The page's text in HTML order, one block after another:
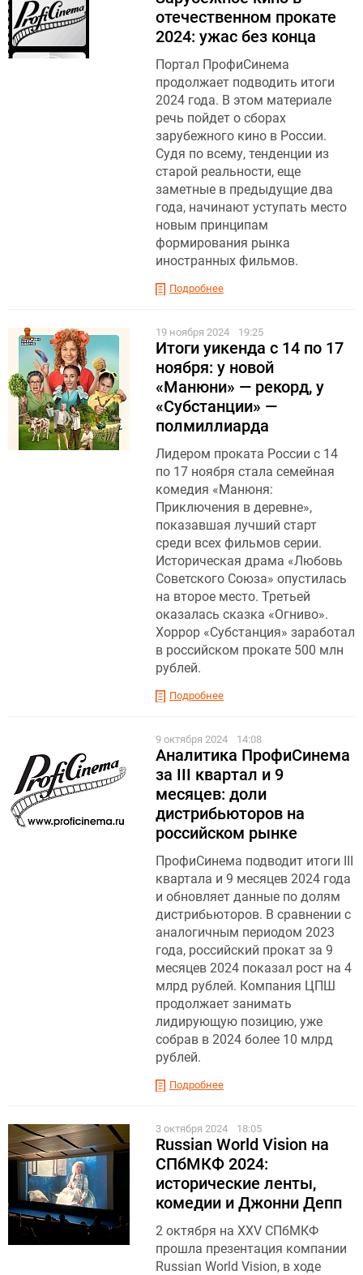
отечественном прокате
2024: ужас без конца
Портал ПрофиСинема
продолжает подводить итоги
2024 года. В этом материале
речь пойдет о сборах
зарубежного кино в России.
Судя по всему, тенденции из
старой реальности, еще
заметные в предыдущие два
года, начинают уступать место
новым принципам
формирования рынка
иностранных фильмов.
Подробнее
19 ноября 2024 19:25
Итоги уикенда с 14 по 17
ноября: у новой
«Манюни» — рекорд, у
«Субстанции» —
полмиллиарда
Лидером проката России с 14
по 17 ноября стала семейная
комедия «Манюня:
Приключения в деревне»,
показавшая лучший старт
среди всех фильмов серии.
Историческая драма «Любовь
Советского Союза» опустилась
на второе место. Третьей
оказалась сказка «Огниво».
Хоррор «Субстанция» заработал
в российском прокате 500 млн
рублей.
Подробнее
9 октября 2024 14:08
Аналитика ПрофиСинема
за III квартал и 9
месяцев: доли
дистрибьюторов на
российском рынке
ПрофиСинема подводит итоги III
квартала и 9 месяцев 2024 года
и обновляет данные по долям
дистрибьюторов. В сравнении с
аналогичным периодом 2023
года, российский прокат за 9
месяцев 2024 показал рост на 4
млрд рублей. Компания ЦПШ
продолжает занимать
лидирующую позицию, уже
собрав в 2024 более 10 млрд
рублей.
Подробнее
3 октября 2024 18:05
Russian World Vision на
СПбМКФ 2024:
исторические ленты,
комедии и Джонни Депп
2 октября на XXV СПбМКФ
прошла презентация компании
Russian World Vision, в ходе